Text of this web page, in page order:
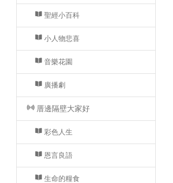
聖經小百科
小人物悲喜
音樂花園
廣播劇
厝邊隔壁大家好
彩色人生
恩言良語
生命的糧食